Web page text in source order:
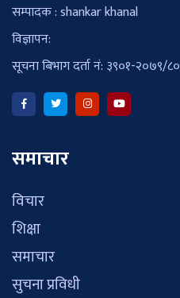
सम्पादक : shankar khanal
विज्ञापन:
सूचना बिभाग दर्ता नं: ३९०१-२०७९/८०
समाचार
विचार
शिक्षा
समाचार
सुचना प्रविधी